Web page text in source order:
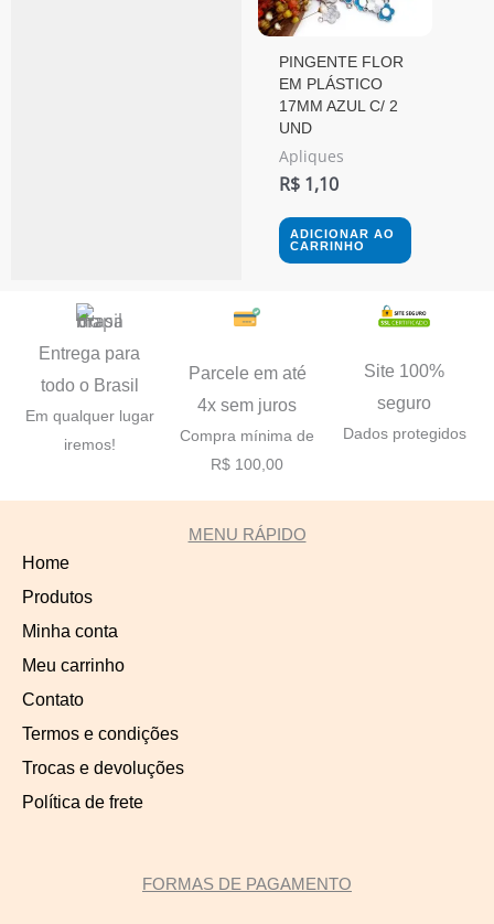
PINGENTE FLOR
EM PLÁSTICO
17MM AZUL C/ 2
UND
Apliques
R$ 1,10
ADICIONAR AO
CARRINHO
Entrega para
todo o Brasil
Em qualquer lugar
iremos!
Parcele em até
4x sem juros
Compra mínima de
R$ 100,00
Site 100%
seguro
Dados protegidos
MENU RÁPIDO
Home
Produtos
Minha conta
Meu carrinho
Contato
Termos e condições
Trocas e devoluções
Política de frete
FORMAS DE PAGAMENTO